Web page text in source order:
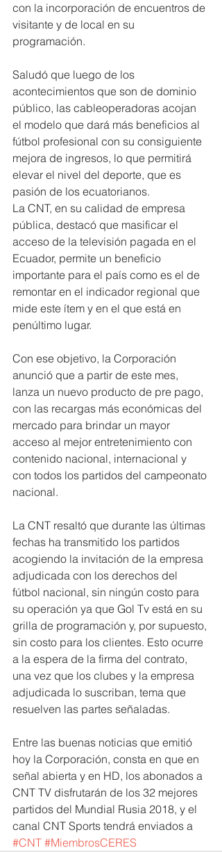
con la incorporación de encuentros de
visitante y de local en su
programación.
Saludó que luego de los
acontecimientos que son de dominio
público, las cableoperadoras acojan
el modelo que dará más beneficios al
fútbol profesional con su consiguiente
mejora de ingresos, lo que permitirá
elevar el nivel del deporte, que es
pasión de los ecuatorianos.
La CNT, en su calidad de empresa
pública, destacó que masificar el
acceso de la televisión pagada en el
Ecuador, permite un beneficio
importante para el país como es el de
remontar en el indicador regional que
mide este ítem y en el que está en
penúltimo lugar.
Con ese objetivo, la Corporación
anunció que a partir de este mes,
lanza un nuevo producto de pre pago,
con las recargas más económicas del
mercado para brindar un mayor
acceso al mejor entretenimiento con
contenido nacional, internacional y
con todos los partidos del campeonato
nacional.
La CNT resaltó que durante las últimas
fechas ha transmitido los partidos
acogiendo la invitación de la empresa
adjudicada con los derechos del
fútbol nacional, sin ningún costo para
su operación ya que Gol Tv está en su
grilla de programación y, por supuesto,
sin costo para los clientes. Esto ocurre
a la espera de la firma del contrato,
una vez que los clubes y la empresa
adjudicada lo suscriban, tema que
resuelven las partes señaladas.
Entre las buenas noticias que emitió
hoy la Corporación, consta en que en
señal abierta y en HD, los abonados a
CNT TV disfrutarán de los 32 mejores
partidos del Mundial Rusia 2018, y el
canal CNT Sports tendrá enviados a
#CNT #MiembrosCERES